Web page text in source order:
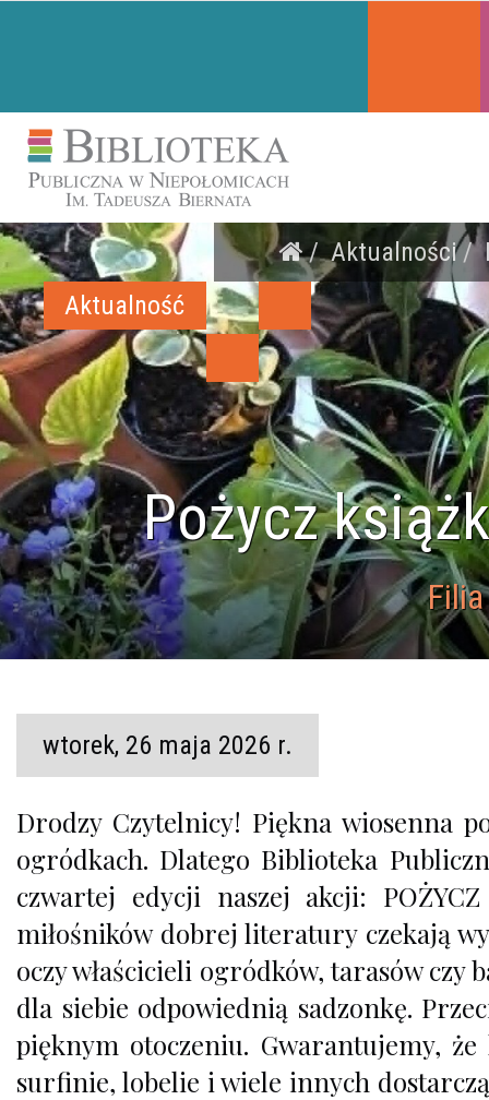
Aktualności
Aktualność
Pożycz
wtorek, 26 maja 2026 r.
Drodzy Czytelnicy! Piękna wiosenna
ogródkach. Dlatego Biblioteka
czwartej edycji naszej akcji:
miłośników dobrej literatury czekają
oczy właścicieli ogródków, tarasów czy
dla siebie odpowiednią sadzonkę.
pięknym otoczeniu. Gwarantujemy,
surfinie, lobelie i wiele innych